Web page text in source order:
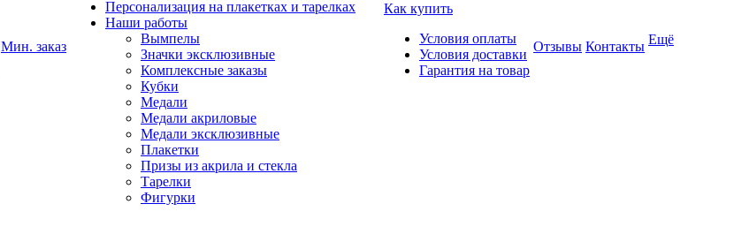
Мин. заказ
Персонализация на плакетках и тарелках
Наши работы
Вымпелы
Значки эксклюзивные
Комплексные заказы
Кубки
Медали
Медали акриловые
Медали эксклюзивные
Плакетки
Призы из акрила и стекла
Тарелки
Фигурки
Как купить
Условия оплаты
Условия доставки
Гарантия на товар
Отзывы Контакты Ещё